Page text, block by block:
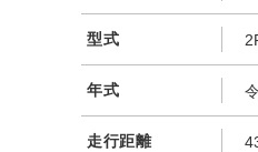
型式
年式
走行距離